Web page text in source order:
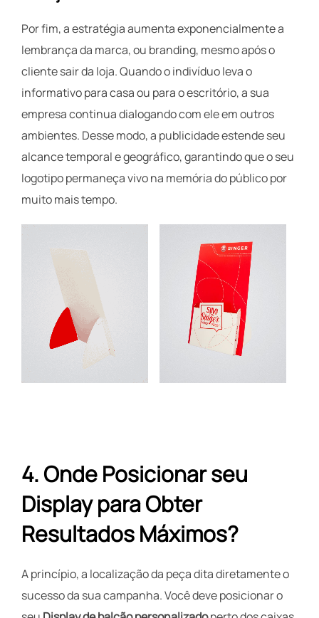
Por fim, a estratégia aumenta exponencialmente a
lembrança da marca, ou branding, mesmo após o
cliente sair da loja. Quando o indivíduo leva o
informativo para casa ou para o escritório, a sua
empresa continua dialogando com ele em outros
ambientes. Desse modo, a publicidade estende seu
alcance temporal e geográfico, garantindo que o seu
logotipo permaneça vivo na memória do público por
muito mais tempo.
4. Onde Posicionar seu
Display para Obter
Resultados Máximos?
A princípio, a localização da peça dita diretamente o
sucesso da sua campanha. Você deve posicionar o